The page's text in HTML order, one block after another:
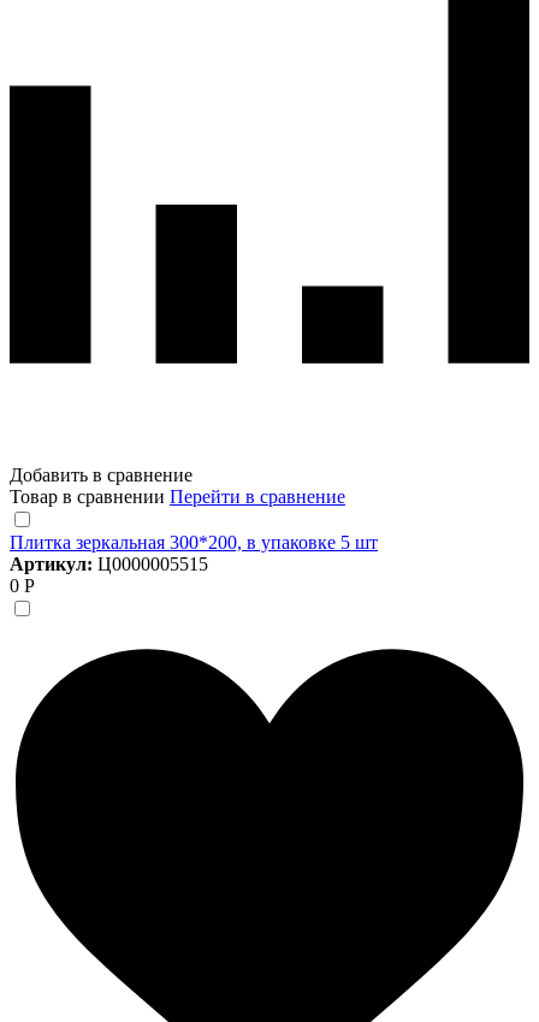
Добавить в сравнение
Товар в сравнении Перейти в сравнение
Плитка зеркальная 300*200, в упаковке 5 шт
Артикул: Ц0000005515
0 Р